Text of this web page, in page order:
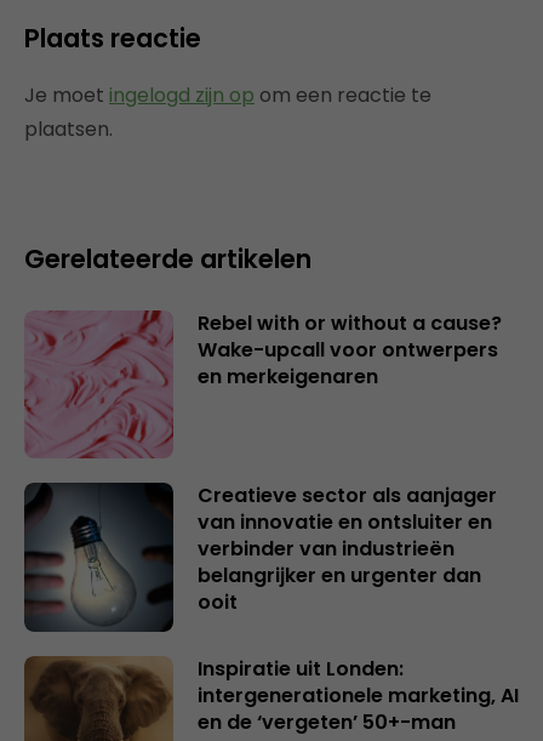
Plaats reactie
Je moet ingelogd zijn op om een reactie te
plaatsen.
Gerelateerde artikelen
Rebel with or without a cause?
Wake-upcall voor ontwerpers
en merkeigenaren
Creatieve sector als aanjager
van innovatie en ontsluiter en
verbinder van industrieën
belangrijker en urgenter dan
ooit
Inspiratie uit Londen:
intergenerationele marketing, AI
en de ‘vergeten’ 50+-man